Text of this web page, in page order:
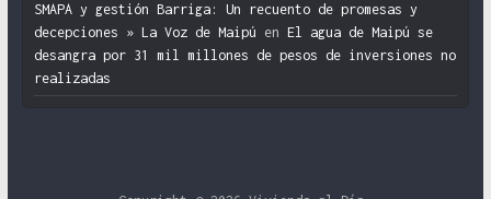
SMAPA y gestión Barriga: Un recuento de promesas y
decepciones » La Voz de Maipú en El agua de Maipú se
desangra por 31 mil millones de pesos de inversiones no
realizadas